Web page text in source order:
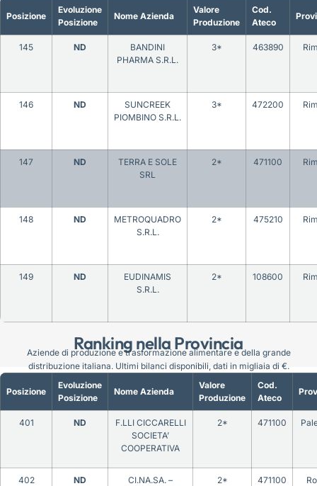
Ranking nella Provincia
Posizione
Evoluzione
Posizione
Nome Azienda
Valore
Produzione
Cod.
Ateco
145 ND
BANDINI
PHARMA S.R.L.
3* 463890
146 ND
SUNCREEK
PIOMBINO S.R.L.
3* 472200
147 ND
TERRA E SOLE
SRL
2* 471100
148 ND
METROQUADRO
S.R.L.
2* 475210
149 ND
EUDINAMIS
S.R.L.
2* 108600
Posizione
Evoluzione
Posizione
Nome Azienda
Valore
Produzione
Cod.
Ateco
401 ND
F.LLI CICCARELLI
SOCIETA’
COOPERATIVA
2* 471100
402 ND
CI.NA.SA. –
2* 471100
Aziende di produzione e trasformazione alimentare e della grande
distribuzione italiana. Ultimi bilanci disponibili, dati in migliaia di €.